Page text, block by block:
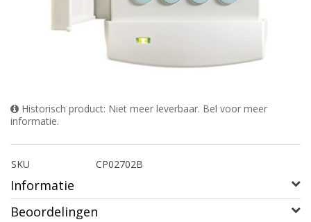
Historisch product: Niet meer leverbaar. Bel voor meer
informatie.
SKU CP02702B
Informatie
Beoordelingen